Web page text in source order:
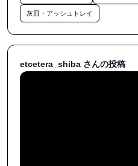
目指して来てくださったみな
.
たくさんの素敵なお店がなら
アトリエモモを見つけて、え
ほんとうにありがとうございま
.
灰皿・アッシュトレイ
etcetera_shiba さんの投稿